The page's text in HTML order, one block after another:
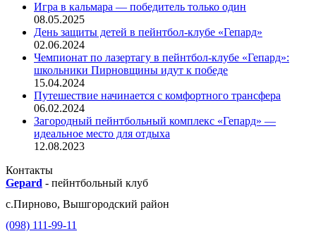
Игра в кальмара — победитель только один
08.05.2025
День защиты детей в пейнтбол-клубе «Гепард»
02.06.2024
Чемпионат по лазертагу в пейнтбол-клубе «Гепард»:
школьники Пирновщины идут к победе
15.04.2024
Путешествие начинается с комфортного трансфера
06.02.2024
Загородный пейнтбольный комплекс «Гепард» —
идеальное место для отдыха
12.08.2023
Контакты
Gepard - пейнтбольный клуб
с.Пирново, Вышгородский район
(098) 111-99-11